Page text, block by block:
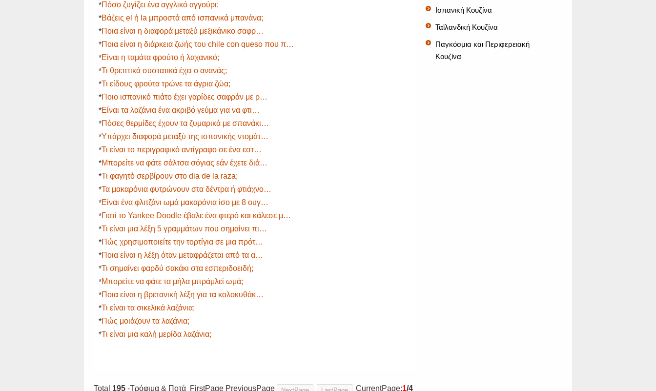
*Πόσο ζυγίζει ένα αγγλικό αγγούρι;
*Βάζεις el ή la μπροστά από ισπανικά μπανάνα;
*Ποια είναι η διαφορά μεταξύ μεξικάνικο σαφρ…
*Ποια είναι η διάρκεια ζωής του chile con queso που π…
*Είναι η ταμάτα φρούτο ή λαχανικό;
*Τι θρεπτικά συστατικά έχει ο ανανάς;
*Τι είδους φρούτα τρώνε τα άγρια ​​ζώα;
*Ποιο ισπανικό πιάτο έχει γαρίδες σαφράν με ρ…
*Είναι τα λαζάνια ένα ακριβό γεύμα για να φτι…
*Πόσες θερμίδες έχουν τα ζυμαρικά με σπανάκι…
*Υπάρχει διαφορά μεταξύ της ισπανικής ντομάτ…
*Τι είναι το περιγραφικό αντίγραφο σε ένα εστ…
*Μπορείτε να φάτε σάλτσα σόγιας εάν έχετε διά…
*Τι φαγητό σερβίρουν στο dia de la raza;
*Τα μακαρόνια φυτρώνουν στα δέντρα ή φτιάχνο…
*Είναι ένα φλιτζάνι ωμά μακαρόνια ίσο με 8 ουγ…
*Γιατί το Yankee Doodle έβαλε ένα φτερό και κάλεσε μ…
*Τι είναι μια λέξη 5 γραμμάτων που σημαίνει πι…
*Πώς χρησιμοποιείτε την τορτίγια σε μια πρότ…
*Ποια είναι η λέξη όταν μεταφράζεται από τα α…
*Τι σημαίνει φαρδύ σακάκι στα εσπεριδοειδή;
*Μπορείτε να φάτε τα μήλα μπράμλεϊ ωμά;
*Ποια είναι η βρετανική λέξη για τα κολοκυθάκ…
*Τι είναι τα σικελικά λαζάνια;
*Πώς μοιάζουν τα λαζάνια;
*Τι είναι μια καλή μερίδα λαζάνια;
Total 195 -Τρόφιμα & Ποτά FirstPage PreviousPage CurrentPage:1/4
Ισπανική Κουζίνα
Ταϊλανδική Κουζίνα
Παγκόσμια και Περιφερειακή
Κουζίνα